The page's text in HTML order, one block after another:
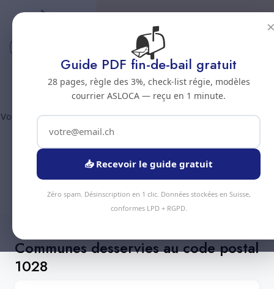
Code postal 1028
Nettoyage professionnel -
Code postal 1028
Vous êtes au code postal1028? Chez Nous Clean intervient dans
la commune de :Preverenges
prestations disponibles, devis gratuit sous 24h.
Devis Instantané +41 78 319 32 82
Communes desservies au code postal
1028
📬
Guide PDF fin-de-bail gratuit
28 pages, règle des 3%, check-list régie, modèles
courrier ASLOCA — reçu en 1 minute.
📥 Recevoir le guide gratuit
Zéro spam. Désinscription en 1 clic. Données stockées en Suisse,
conformes LPD + RGPD.